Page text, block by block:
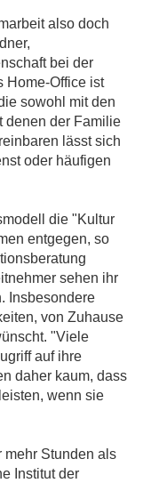
also doch
bei der
Home-Office ist
sowohl mit den
denen der Familie
lässt sich
oder häufigen
die "Kultur
entgegen, so
sehen ihr
Insbesondere
von Zuhause
"Viele
auf ihre
daher kaum, dass
wenn sie
mehr Stunden als
Institut der